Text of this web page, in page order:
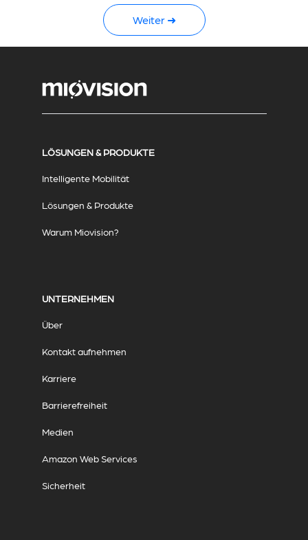
Weiter ➜
LÖSUNGEN & PRODUKTE
Intelligente Mobilität
Lösungen & Produkte
Warum Miovision?
UNTERNEHMEN
Über
Kontakt aufnehmen
Karriere
Barrierefreiheit
Medien
Amazon Web Services
Sicherheit